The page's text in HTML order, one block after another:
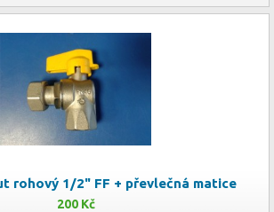
rohový 1/2" FF + převlečná matice
200 Kč